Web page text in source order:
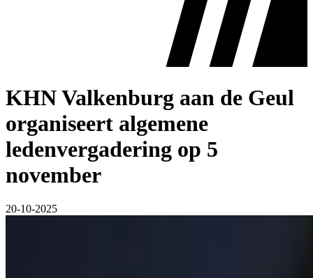
KHN Valkenburg aan de Geul
organiseert algemene
ledenvergadering op 5
november
20-10-2025